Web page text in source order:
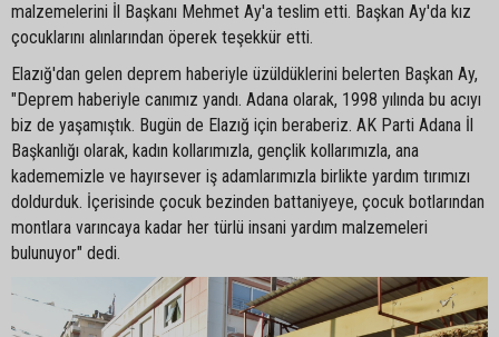
malzemelerini İl Başkanı Mehmet Ay'a teslim etti. Başkan Ay'da kız
çocuklarını alınlarından öperek teşekkür etti.
Elazığ'dan gelen deprem haberiyle üzüldüklerini belerten Başkan Ay,
"Deprem haberiyle canımız yandı. Adana olarak, 1998 yılında bu acıyı
biz de yaşamıştık. Bugün de Elazığ için beraberiz. AK Parti Adana İl
Başkanlığı olarak, kadın kollarımızla, gençlik kollarımızla, ana
kadememizle ve hayırsever iş adamlarımızla birlikte yardım tırımızı
doldurduk. İçerisinde çocuk bezinden battaniyeye, çocuk botlarından
montlara varıncaya kadar her türlü insani yardım malzemeleri
bulunuyor" dedi.